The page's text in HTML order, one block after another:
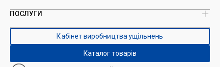
Про нас
Каталоги
Контакти
ПОСЛУГИ
Виробництво ущільнень
Виробництво гідроциліндрів
Ремонт гідроциліндрів
Ремонт і виготовлення РВТ
Кабінет виробництва ущільнень
Каталог товарів